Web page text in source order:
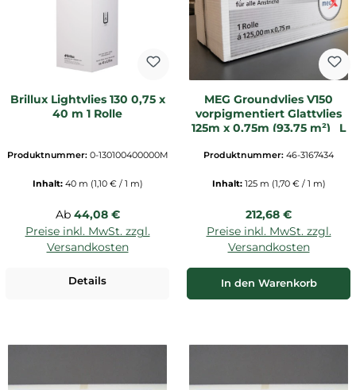
Brillux Lightvlies 130 0,75 x
40 m 1 Rolle
Produktnummer: 0-130100400000M
Inhalt: 40 m (1,10 € / 1 m)
Regulärer Preis:
Ab 44,08 €
Preise inkl. MwSt. zzgl.
Versandkosten
Details
MEG Groundvlies V150
vorpigmentiert Glattvlies
125m x 0,75m (93,75 m²) _L
Produktnummer: 46-3167434
Inhalt: 125 m (1,70 € / 1 m)
Regulärer Preis:
212,68 €
Preise inkl. MwSt. zzgl.
Versandkosten
In den Warenkorb